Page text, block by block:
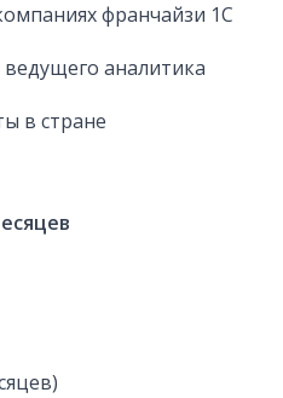
франчайзи 1С
аналитика
в стране